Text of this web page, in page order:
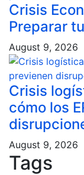
Crisis
Preparar
August 9, 2026
Crisis
cómo los
August 9, 2026
Tags